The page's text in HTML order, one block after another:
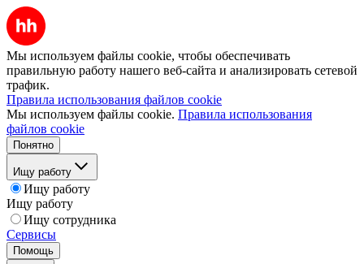
Мы используем файлы cookie, чтобы обеспечивать
правильную работу нашего веб-сайта и анализировать сетевой
трафик.
Правила использования файлов cookie
Мы используем файлы cookie. Правила использования
файлов cookie
Понятно
Ищу работу
Ищу работу
Ищу работу
Ищу сотрудника
Сервисы
Помощь